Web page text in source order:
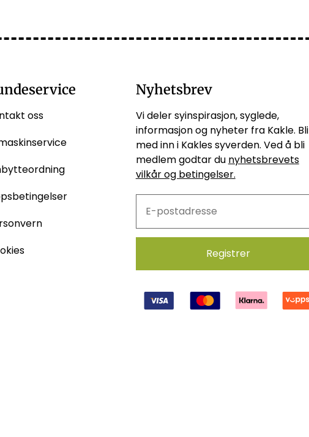
oss
Nyhetsbrev
Vi deler syinspirasjon, syglede,
informasjon og nyheter fra Kakle. Bli
med inn i Kakles syverden. Ved å bli
medlem godtar du nyhetsbrevets
vilkår og betingelser.